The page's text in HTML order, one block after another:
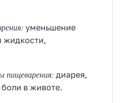
уменьшение
жидкости,
пищеварения: диарея,
в животе.